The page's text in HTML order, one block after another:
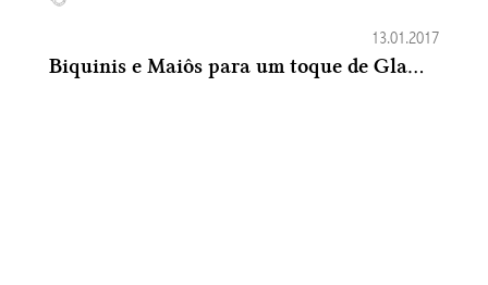
13.01.2017
Biquinis e Maiôs para um toque de Glamour no Verão 2016-2017